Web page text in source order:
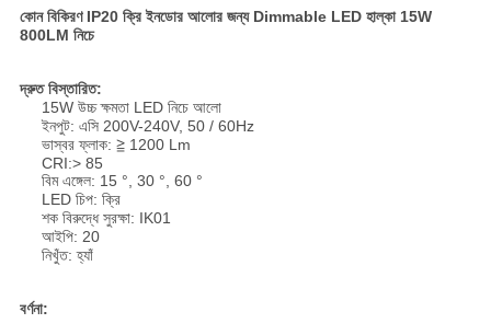
কোন বিকিরণ IP20 ক্রি ইনডোর আলোর জন্য Dimmable LED হাল্কা 15W
800LM নিচে
দ্রুত বিস্তারিত:
15W উচ্চ ক্ষমতা LED নিচে আলো
ইনপুট: এসি 200V-240V, 50 / 60Hz
ভাস্বর ফ্লাক: ≧ 1200 Lm
CRI:> 85
বিম এঙ্গেল: 15 °, 30 °, 60 °
LED চিপ: ক্রি
শক বিরুদ্ধে সুরক্ষা: IK01
আইপি: 20
নিখুঁত: হ্যাঁ
বর্ণনা: